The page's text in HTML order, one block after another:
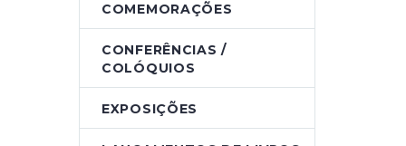
COMEMORAÇÕES
CONFERÊNCIAS /
COLÓQUIOS
EXPOSIÇÕES